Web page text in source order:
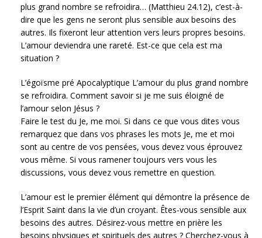
plus grand nombre se refroidira… (Matthieu 24.12), c’est-à-
dire que les gens ne seront plus sensible aux besoins des
autres. Ils fixeront leur attention vers leurs propres besoins.
L’amour deviendra une rareté. Est-ce que cela est ma
situation ?
L’égoïsme pré Apocalyptique L’amour du plus grand nombre
se refroidira. Comment savoir si je me suis éloigné de
l’amour selon Jésus ?
Faire le test du Je, me moi. Si dans ce que vous dites vous
remarquez que dans vos phrases les mots Je, me et moi
sont au centre de vos pensées, vous devez vous éprouvez
vous même. Si vous ramener toujours vers vous les
discussions, vous devez vous remettre en question.
L’amour est le premier élément qui démontre la présence de
l’Esprit Saint dans la vie d’un croyant. Êtes-vous sensible aux
besoins des autres. Désirez-vous mettre en prière les
besoins physiques et spirituels des autres ? Cherchez-vous à